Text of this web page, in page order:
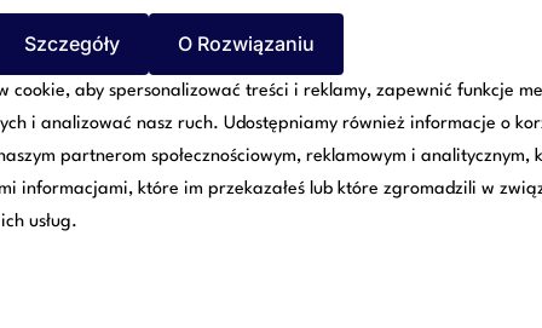
zespół
którzy są po Twojej
Szczegóły O Rozwiązaniu
cookie, aby spersonalizować treści i reklamy, zapewnić funkcje
i analizować nasz ruch. Udostępniamy również informacje o
partnerom społecznościowym, reklamowym i analitycznym,
informacjami, które im przekazałeś lub które zgromadzili w
usług.